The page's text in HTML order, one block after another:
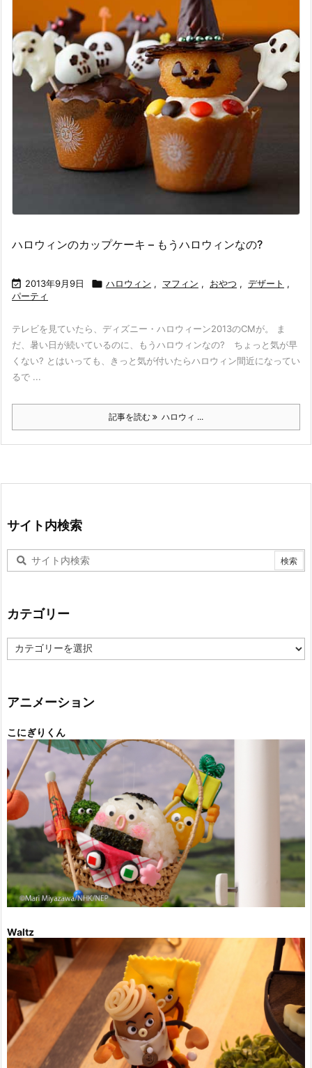
ハロウィンのカップケーキ – もうハロウィンなの?
 2013年9月9日  ハロウィン , マフィン , おやつ , デザート ,
パーティ
テレビを見ていたら、ディズニー・ハロウィーン2013のCMが。 ま
だ、暑い日が続いているのに、もうハロウィンなの? ちょっと気が早
くない? とはいっても、きっと気が付いたらハロウィン間近になってい
るで ...
記事を読む ハロウィ ...
サイト内検索
カテゴリー
テ
ー
アニメーション
こにぎりくん
Waltz